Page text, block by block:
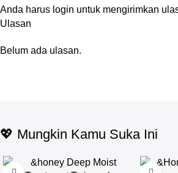
Ulasan
Belum ada ulasan.
Anda harus login untuk mengirimkan
💖 Mungkin Kamu Suka Ini